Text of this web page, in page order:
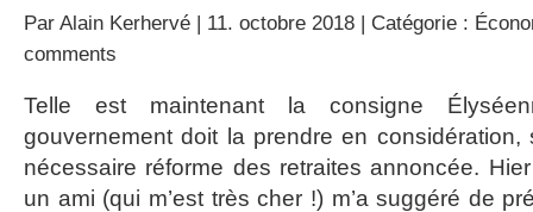
Par Alain Kerhervé | 11. octobre 2018 | Catégorie :
comments
Telle est maintenant la consigne
gouvernement doit la prendre en
nécessaire réforme des retraites annoncée.
un ami (qui m’est très cher !) m’a suggéré de